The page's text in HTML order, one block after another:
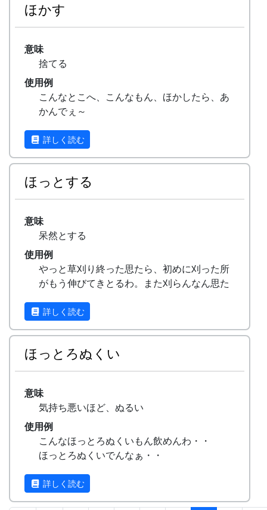
ほかす
意味
捨てる
使用例
こんなとこへ、こんなもん、ほかしたら、あ
かんでぇ～
詳しく読む
ほっとする
意味
呆然とする
使用例
やっと草刈り終った思たら、初めに刈った所
がもう伸びてきとるわ。また刈らんなん思た
詳しく読む
ほっとろぬくい
意味
気持ち悪いほど、ぬるい
使用例
こんなほっとろぬくいもん飲めんわ・・
ほっとろぬくいでんなぁ・・
詳しく読む